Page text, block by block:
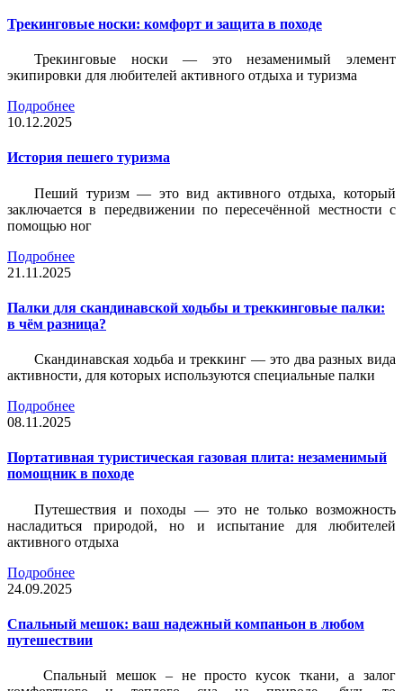
Трекинговые носки: комфорт и защита в походе
Трекинговые носки — это незаменимый элемент
экипировки для любителей активного отдыха и туризма
Подробнее
10.12.2025
История пешего туризма
Пеший туризм — это вид активного отдыха, который
заключается в передвижении по пересечённой местности с
помощью ног
Подробнее
21.11.2025
Палки для скандинавской ходьбы и треккинговые палки:
в чём разница?
Скандинавская ходьба и треккинг — это два разных вида
активности, для которых используются специальные палки
Подробнее
08.11.2025
Портативная туристическая газовая плита: незаменимый
помощник в походе
Путешествия и походы — это не только возможность
насладиться природой, но и испытание для любителей
активного отдыха
Подробнее
24.09.2025
Спальный мешок: ваш надежный компаньон в любом
путешествии
Спальный мешок – не просто кусок ткани, а залог